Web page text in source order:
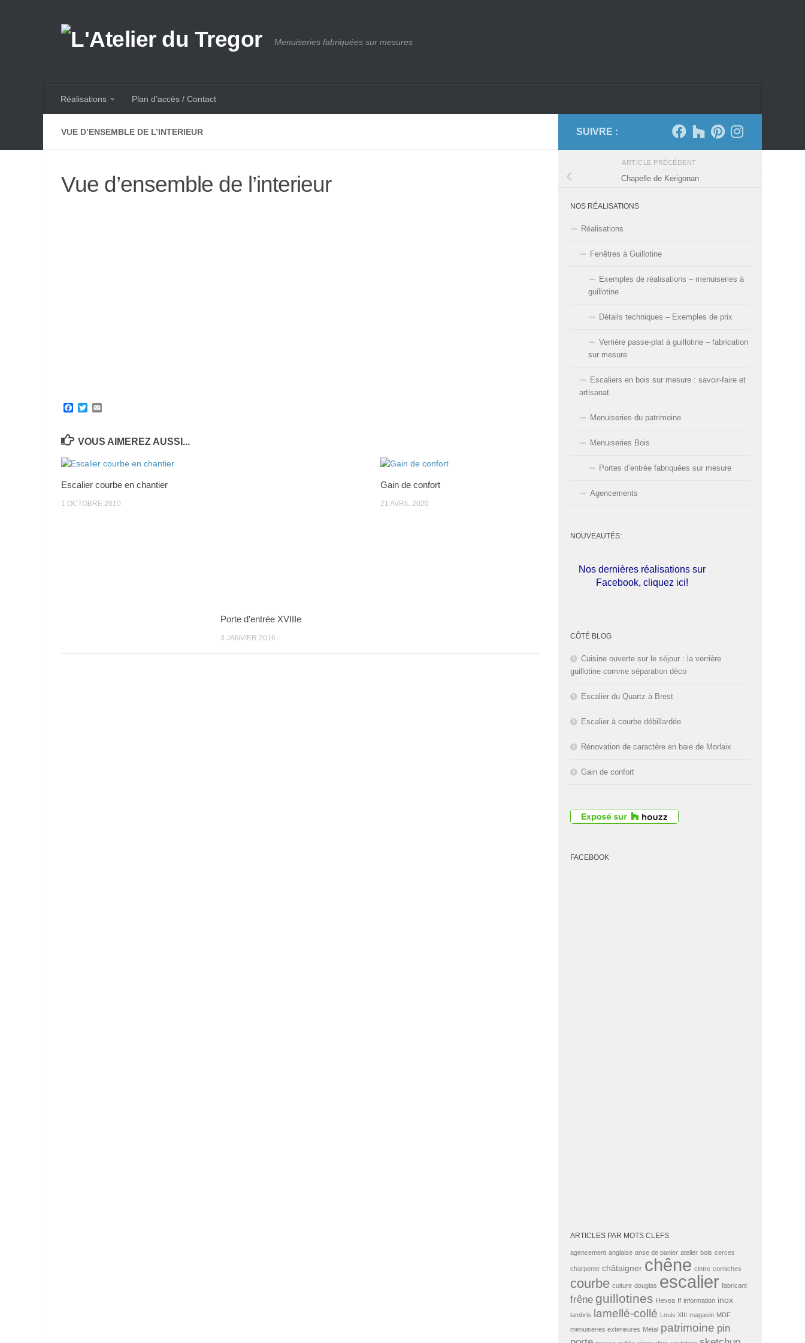
Menuiseries fabriquées sur mesures
Réalisations Plan d’accès / Contact
VUE D’ENSEMBLE DE L’INTERIEUR
Vue d’ensemble de l’interieur
Facebook
Twitter
VOUS AIMEREZ AUSSI...
Escalier courbe en chantier
1 OCTOBRE 2010
Porte d’entrée XVIIIe
3 JANVIER 2016
Gain de confort
21 AVRIL 2020
SUIVRE :
ARTICLE PRÉCÉDENT
Chapelle de Kerigonan
NOS RÉALISATIONS
Réalisations
Fenêtres à Guillotine
Exemples de réalisations – menuiseries à
guillotine
Détails techniques – Exemples de prix
Verrière passe-plat à guillotine – fabrication
sur mesure
Escaliers en bois sur mesure : savoir-faire et
artisanat
Menuiseries du patrimoine
Menuiseries Bois
Portes d’entrée fabriquées sur mesure
Agencements
NOUVEAUTÉS:
Nos dernières réalisations sur
Facebook, cliquez ici!
congés d'été du
CÔTÉ BLOG
Cuisine ouverte sur le séjour : la verrière
guillotine comme séparation déco
Escalier du Quartz à Brest
Escalier à courbe débillardée
Rénovation de caractère en baie de Morlaix
Gain de confort
FACEBOOK
ARTICLES PAR MOTS CLEFS
agencement anglaise anse de panier atelier bois cerces
charpente châtaigner chêne cintre corniches
courbe culture douglas escalier fabricant
frêne guillotines Hevea If information inox
lambris lamellé-collé Louis XIII magasin MDF
menuiseries exterieures Metal patrimoine pin